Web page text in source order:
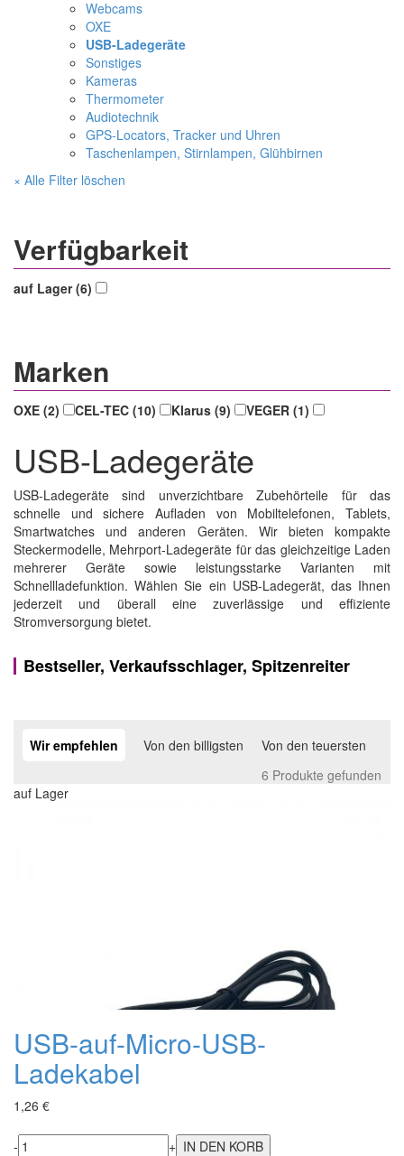
Webcams
OXE
USB-Ladegeräte
Sonstiges
Kameras
Thermometer
Audiotechnik
GPS-Locators, Tracker und Uhren
Taschenlampen, Stirnlampen, Glühbirnen
× Alle Filter löschen
Verfügbarkeit
auf Lager (6)
Marken
OXE (2) CEL-TEC (10) Klarus (9) VEGER (1)
USB-Ladegeräte
USB-Ladegeräte sind unverzichtbare Zubehörteile für das
schnelle und sichere Aufladen von Mobiltelefonen, Tablets,
Smartwatches und anderen Geräten. Wir bieten kompakte
Steckermodelle, Mehrport-Ladegeräte für das gleichzeitige Laden
mehrerer Geräte sowie leistungsstarke Varianten mit
Schnellladefunktion. Wählen Sie ein USB-Ladegerät, das Ihnen
jederzeit und überall eine zuverlässige und effiziente
Stromversorgung bietet.
Bestseller, Verkaufsschlager, Spitzenreiter
Wir empfehlen Von den billigsten
Von den teuersten
6 Produkte gefunden
auf Lager
USB-auf-Micro-USB-
Ladekabel
1,26 €
- +